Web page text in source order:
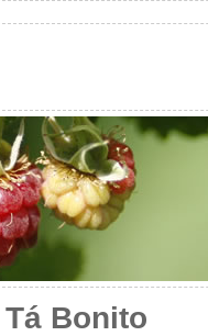
Bonito